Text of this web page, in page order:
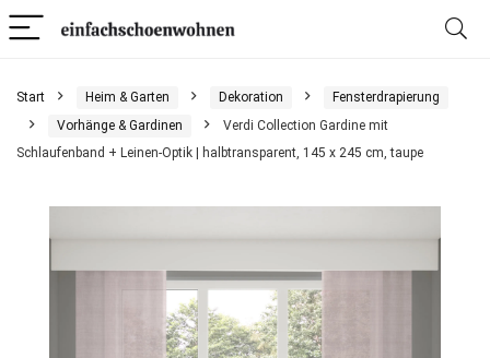
Start Heim & Garten Dekoration
Fensterdrapierung
Vorhänge & Gardinen
Verdi Collection Gardine mit
Schlaufenband + Leinen-Optik | halbtransparent, 145 x 245 cm, taupe